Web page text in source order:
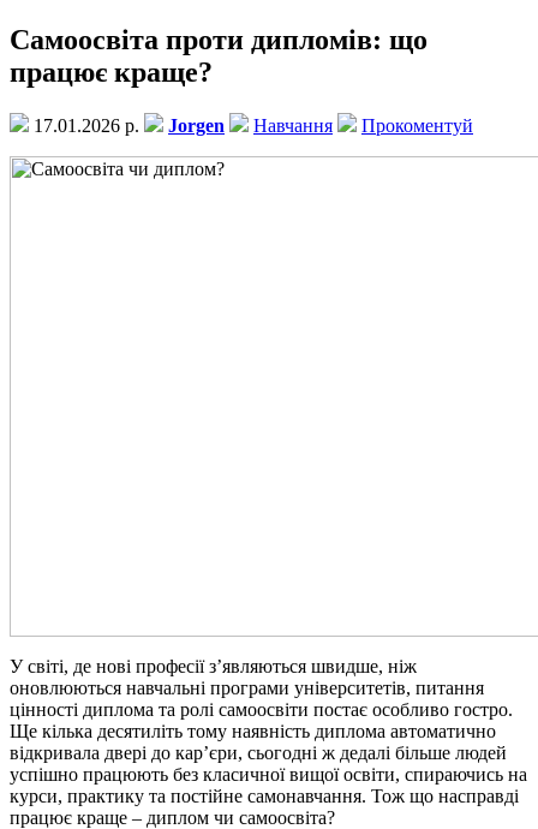
Самоосвіта проти дипломів: що
працює краще?
17.01.2026 р. Jorgen Навчання Прокоментуй
У світі, де нові професії з’являються швидше, ніж
оновлюються навчальні програми університетів, питання
цінності диплома та ролі самоосвіти постає особливо гостро.
Ще кілька десятиліть тому наявність диплома автоматично
відкривала двері до кар’єри, сьогодні ж дедалі більше людей
успішно працюють без класичної вищої освіти, спираючись на
курси, практику та постійне самонавчання. Тож що насправді
працює краще – диплом чи самоосвіта?